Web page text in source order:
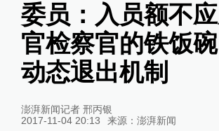
委员：入员额不
官检察官的铁饭
动态退出机制
澎湃新闻记者 邢丙银
2017-11-04 20:13
来源： 澎湃新闻